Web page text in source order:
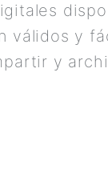
válidos y
y